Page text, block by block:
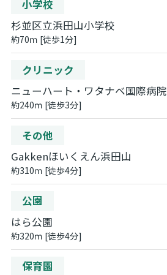
小学校
杉並区立浜田山小学校
約70ｍ [徒歩1分]
クリニック
ニューハート・ワタナベ国際病院
約240ｍ [徒歩3分]
その他
Gakkenほいくえん浜田山
約310ｍ [徒歩4分]
公園
はら公園
約320ｍ [徒歩4分]
保育園